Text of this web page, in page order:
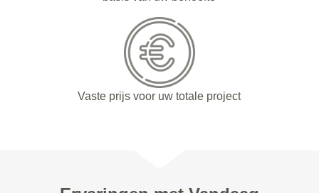
Vaste prijs voor uw totale project